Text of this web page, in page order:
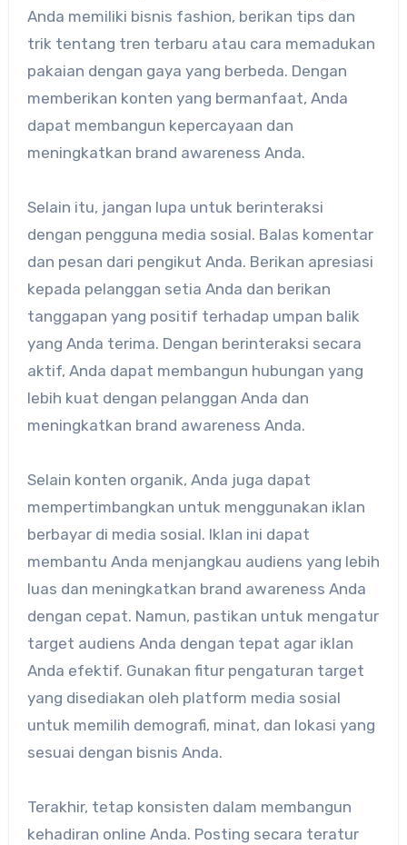
Anda memiliki bisnis fashion, berikan tips dan
trik tentang tren terbaru atau cara memadukan
pakaian dengan gaya yang berbeda. Dengan
memberikan konten yang bermanfaat, Anda
dapat membangun kepercayaan dan
meningkatkan brand awareness Anda.
Selain itu, jangan lupa untuk berinteraksi
dengan pengguna media sosial. Balas komentar
dan pesan dari pengikut Anda. Berikan apresiasi
kepada pelanggan setia Anda dan berikan
tanggapan yang positif terhadap umpan balik
yang Anda terima. Dengan berinteraksi secara
aktif, Anda dapat membangun hubungan yang
lebih kuat dengan pelanggan Anda dan
meningkatkan brand awareness Anda.
Selain konten organik, Anda juga dapat
mempertimbangkan untuk menggunakan iklan
berbayar di media sosial. Iklan ini dapat
membantu Anda menjangkau audiens yang lebih
luas dan meningkatkan brand awareness Anda
dengan cepat. Namun, pastikan untuk mengatur
target audiens Anda dengan tepat agar iklan
Anda efektif. Gunakan fitur pengaturan target
yang disediakan oleh platform media sosial
untuk memilih demografi, minat, dan lokasi yang
sesuai dengan bisnis Anda.
Terakhir, tetap konsisten dalam membangun
kehadiran online Anda. Posting secara teratur